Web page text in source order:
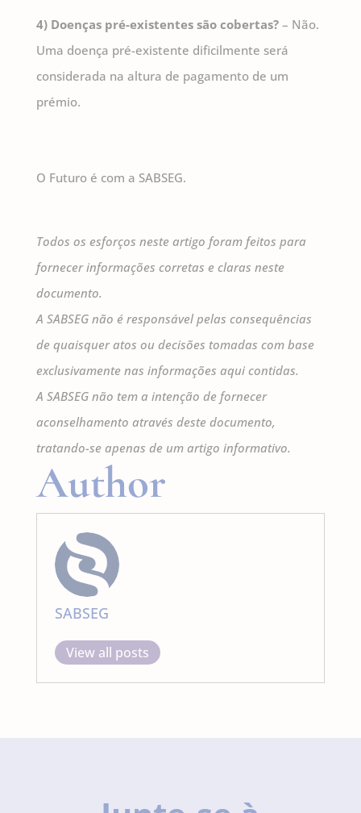
4) Doenças pré-existentes são cobertas?– Não.
Uma doença pré-existente dificilmente será
considerada na altura de pagamento de um
prémio.
O Futuro é com a SABSEG.
Todos os esforços neste artigo foram feitos para
fornecer informações corretas e claras neste
documento.
A SABSEG não é responsável pelas consequências
de quaisquer atos ou decisões tomadas com base
exclusivamente nas informações aqui contidas.
A SABSEG não tem a intenção de fornecer
aconselhamento através deste documento,
tratando-se apenas de um artigo informativo.
Author
SABSEG
View all posts